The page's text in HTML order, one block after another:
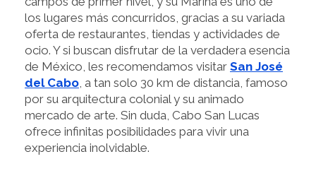
los lugares más concurridos, gracias a su variada
oferta de restaurantes, tiendas y actividades de
ocio. Y si buscan disfrutar de la verdadera esencia
de México, les recomendamos visitar San José
del Cabo , a tan solo 30 km de distancia, famoso
por su arquitectura colonial y su animado
mercado de arte. Sin duda, Cabo San Lucas
ofrece infinitas posibilidades para vivir una
experiencia inolvidable.